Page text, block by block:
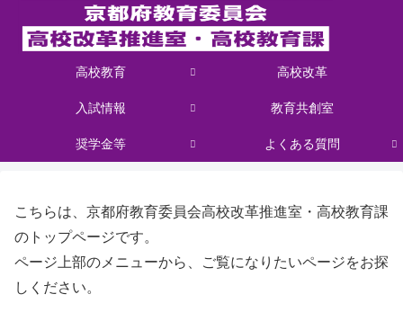
高校教育 高校改革
入試情報 教育共創室
奨学金等 よくある質問
こちらは、京都府教育委員会高校改革推進室・高校教育課
のトップページです。
ページ上部のメニューから、ご覧になりたいページをお探
しください。